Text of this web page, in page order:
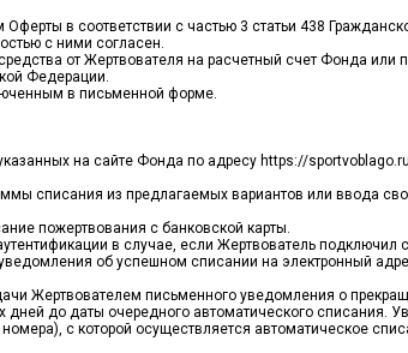
в соответствии с частью 3 статьи 438
с ними согласен.
от Жертвователя на расчетный счет Фонда или
Федерации.
в письменной форме.
на сайте Фонда по адресу https://
списания из предлагаемых вариантов или ввода
пожертвования с банковской карты.
в случае, если Жертвователь подключил
об успешном списании на электронный
Жертвователем письменного уведомления о
до даты очередного автоматического списания.
с которой осуществляется автоматическое